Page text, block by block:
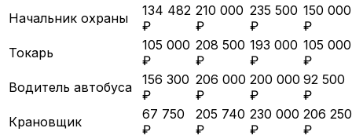
Начальник охраны
134 482
₽
210 000
₽
235 500
₽
150 000
₽
Токарь
105 000
₽
208 500
₽
193 000
₽
105 000
₽
Водитель автобуса
156 300
₽
206 000
₽
200 000
₽
92 500
₽
Крановщик
67 750
₽
205 740
₽
230 000
₽
206 250
₽